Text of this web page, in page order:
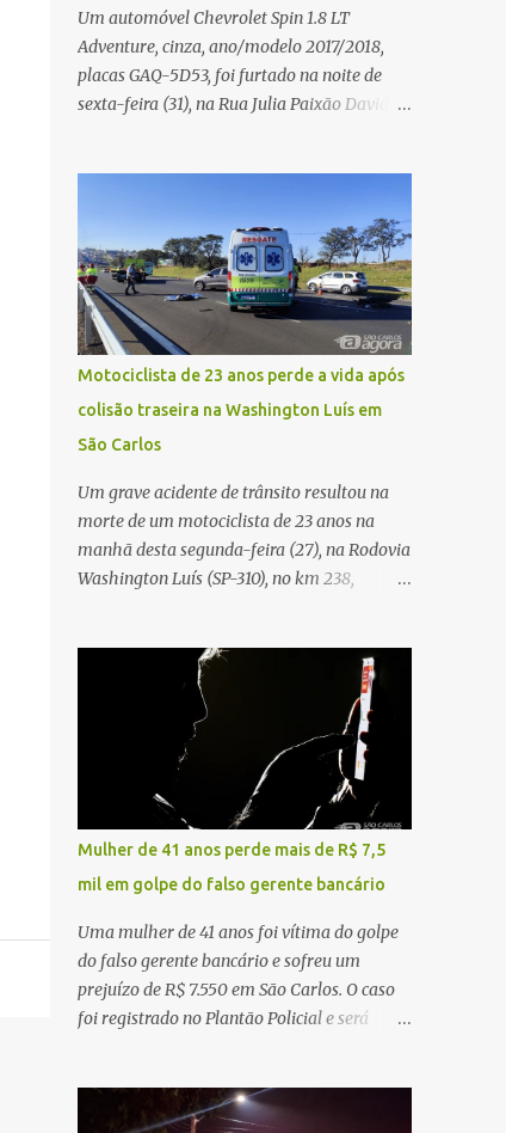
que se sentiu ameaçada, coagida e
humilhada com a situação. Fonte: São
Carlos Agora
Um automóvel Chevrolet Spin 1.8 LT
Adventure, cinza, ano/modelo 2017/2018,
placas GAQ-5D53, foi furtado na noite de
sexta-feira (31), na Rua Julia Paixão David,
apresentou uma pane elétrica no painel,
deixando de funcionar e impossibilitando
uma nova partida. Ainda segundo o registro
policial, o condutor estacionou o carro,
certificou-se de que todas as portas estavam
trancadas, permaneceu com a chave de
ignição e se ausentou do local por cerca de
dez minutos para buscar ajuda. Ao retornar,
constatou que o automóvel havia
imediações, mas não conseguiu localizar o
veículo. Conforme o boletim, um menino de
aproximadamente 10 anos relatou ter visto
a Spin passando pelo local fazendo um forte
problema mecânico que o veículo já
apresentava antes do furto. O carro possui
seguro e, segundo a v...
Motociclista de 23 anos perde a vida após
colisão traseira na Washington Luís em
São Carlos
Um grave acidente de trânsito resultou na
morte de um motociclista de 23 anos na
manhã desta segunda-feira (27), na Rodovia
Washington Luís (SP-310), no km 238,
local, a vítima conduzia uma motocicleta
quando acabou colidindo na traseira de um
Jeep Renegade. Segundo relato da condutora
do veículo, o trânsito estava lento e
congestionado devido a obras realizadas na
rodovia, momento em que ocorreu o
impacto. Com a violência da colisão, o
motociclista foi arremessado ao solo.
Testemunhas relataram que o capacete teria
se desprendido durante o acidente. O jovem
sofreu ferimentos gravíssimos e morreu
ainda no local. Equipes de resgate e de
atendimento da concessionária responsável
socorro à vítima. No entanto, o óbito foi
constatado ainda no local do acidente. A
Mulher de 41 anos perde mais de R$ 7,5
mil em golpe do falso gerente bancário
Uma mulher de 41 anos foi vítima do golpe
do falso gerente bancário e sofreu um
prejuízo de R$ 7.550 em São Carlos. O caso
foi registrado no Plantão Policial e será
ocorrência, a vítima recebeu contato pelo